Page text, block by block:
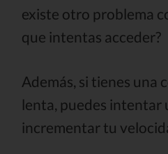
existe otro problema
que intentas acceder?
Además, si tienes una
lenta, puedes intentar
incrementar tu